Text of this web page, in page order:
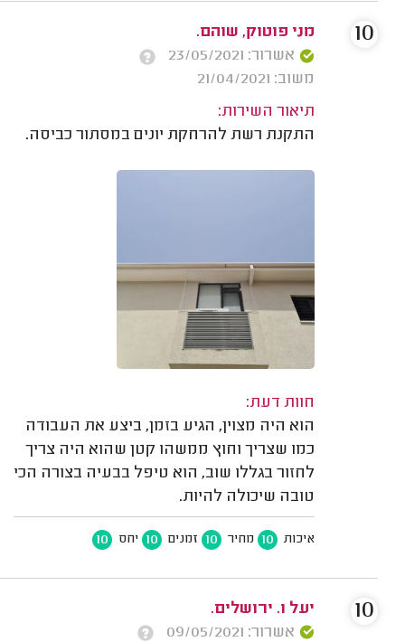
מני פוטוק, שוהם.
אשרור: 23/05/2021
משוב: 21/04/2021
תיאור השירות:
התקנת רשת להרחקת יונים במסתור כביסה.
חוות דעת:
הוא היה מצוין, הגיע בזמן, ביצע את העבודה
כמו שצריך וחוץ ממשהו קטן שהוא היה צריך
לחזור בגללו שוב, הוא טיפל בבעיה בצורה הכי
טובה שיכולה להיות.
איכות 10 מחיר 10 זמנים 10 יחס 10
10
יעל ו. ירושלים.
אשרור: 09/05/2021
10